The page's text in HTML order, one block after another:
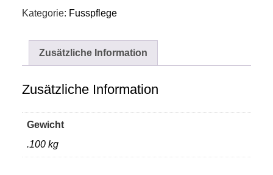
Kategorie: Fusspflege
Zusätzliche Information
Zusätzliche Information
Gewicht
.100 kg